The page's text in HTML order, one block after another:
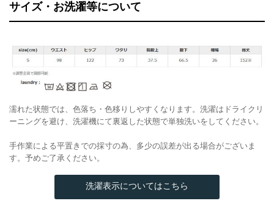
サイズ・お洗濯等について
濡れた状態では、色落ち・色移りしやすくなります。洗濯はドライクリ
ーニングを避け、洗濯機にて裏返した状態で単独洗いをしてください。
手作業による平置きでの採寸の為、多少の誤差が出る場合がございま
す。予めご了承ください。
洗濯表示についてはこちら